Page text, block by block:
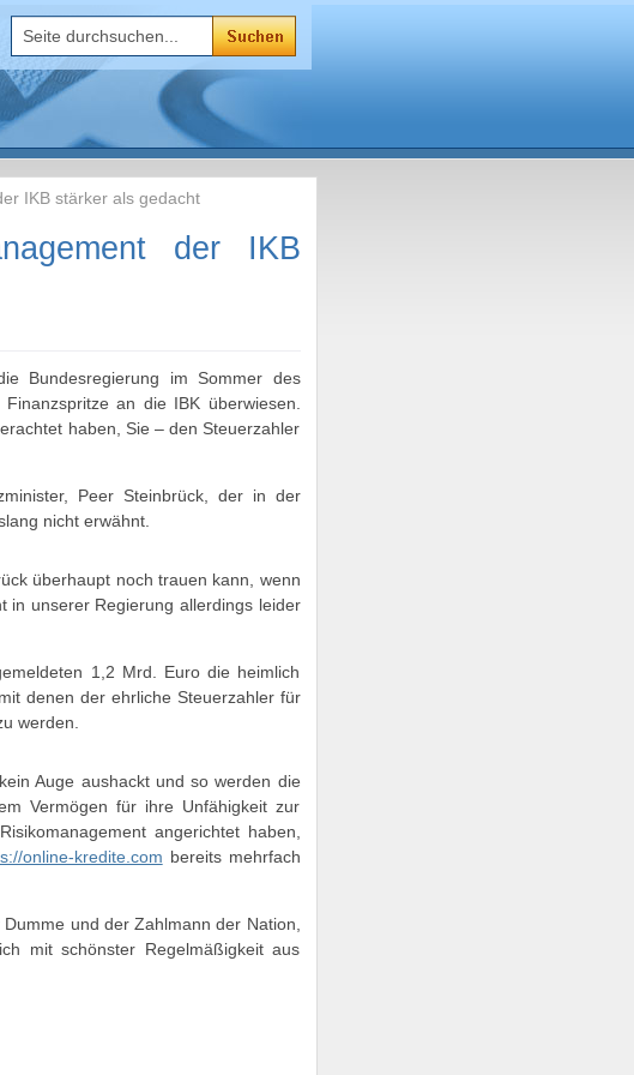
IKB stärker als gedacht
der IKB
Bundesregierung im Sommer des
an die IBK überwiesen.
haben, Sie – den Steuerzahler
Peer Steinbrück, der in der
nicht erwähnt.
überhaupt noch trauen kann, wenn
in unserer Regierung allerdings leider
1,2 Mrd. Euro die heimlich
denen der ehrliche Steuerzahler für
werden.
Auge aushackt und so werden die
Vermögen für ihre Unfähigkeit zur
angerichtet haben,
online-kredite.com bereits mehrfach
und der Zahlmann der Nation,
mit schönster Regelmäßigkeit aus